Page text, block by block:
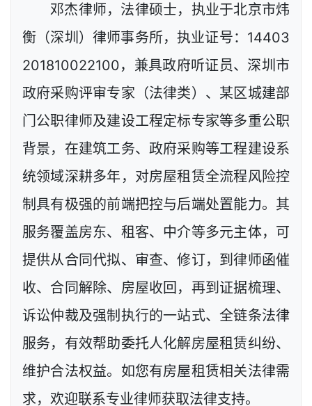
邓杰律师，法律硕士，执业于北京市炜
衡（深圳）律师事务所，执业证号：14403
201810022100，兼具政府听证员、深圳市
政府采购评审专家（法律类）、某区城建部
门公职律师及建设工程定标专家等多重公职
背景，在建筑工务、政府采购等工程建设系
统领域深耕多年，对房屋租赁全流程风险控
制具有极强的前端把控与后端处置能力。其
服务覆盖房东、租客、中介等多元主体，可
提供从合同代拟、审查、修订，到律师函催
收、合同解除、房屋收回，再到证据梳理、
诉讼仲裁及强制执行的一站式、全链条法律
服务，有效帮助委托人化解房屋租赁纠纷、
维护合法权益。如您有房屋租赁相关法律需
求，欢迎联系专业律师获取法律支持。